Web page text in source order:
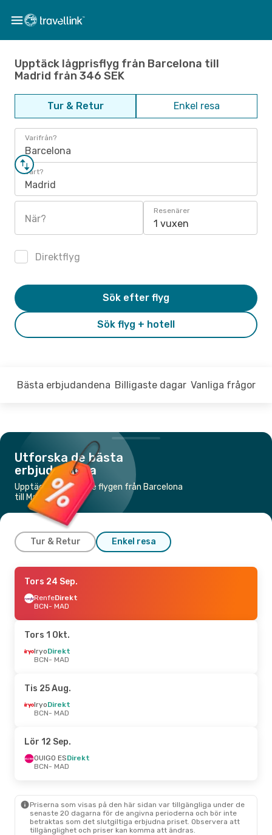
Upptäck lågprisflyg från Barcelona till
Madrid från 346 SEK
Tur & Retur Enkel resa
Varifrån?
Barcelona
Vart?
Madrid
När?
Resenärer
1 vuxen
Direktflyg
Sök flyg + hotell
Sök efter flyg
Bästa erbjudandena Billigaste dagar Vanliga frågor
Utforska de bästa
erbjudandena
Upptäck de billigaste flygen från Barcelona
till Madrid
Tur & Retur Enkel resa
Mån 14 Sep.- Ons 16 Sep.
OUIGO ESDirekt
BCN- MAD
MAD- BCN
Fre 18 Sep.
OUIGO ESDirekt
MAD- BCN
Tors 24 Sep.
RenfeDirekt
BCN- MAD
Tors 1 Okt.
IryoDirekt
BCN- MAD
Tis 25 Aug.
IryoDirekt
BCN- MAD
Lör 12 Sep.
OUIGO ESDirekt
BCN- MAD
Priserna som visas på den här sidan var tillgängliga under de
senaste 20 dagarna för de angivna perioderna och bör inte
betraktas som det slutgiltiga erbjudna priset. Observera att
tillgänglighet och priser kan komma att ändras.